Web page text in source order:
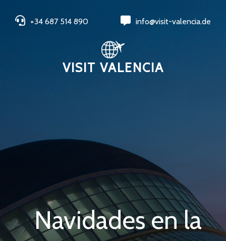
+34 687 514 890 info@visit-valencia.de
VISIT VALENCIA
Navidades en la